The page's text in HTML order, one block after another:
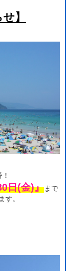
】
日(金)』まで
す。